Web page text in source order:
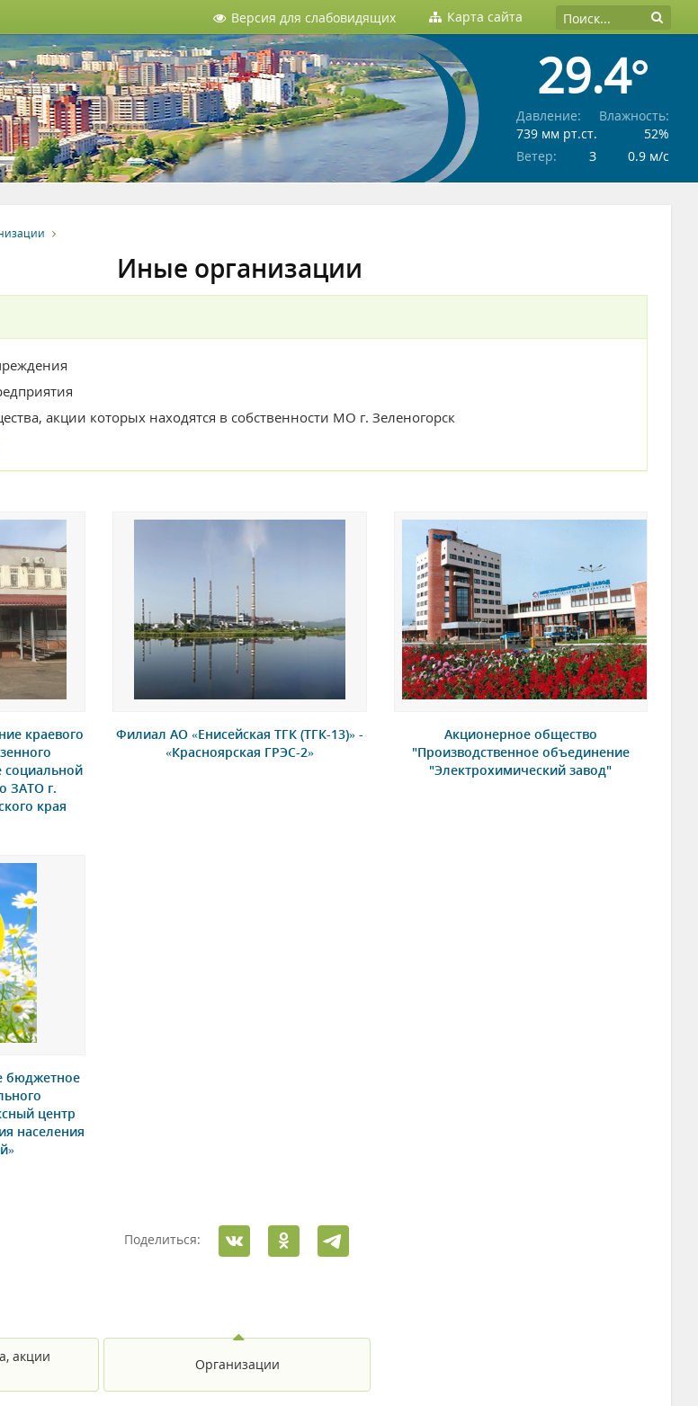
Версия для слабовидящих Карта сайта
29.4°
Давление:
739 мм рт.ст.
Влажность:
52%
Ветер:
З 0.9 м/c
Иные организации
акции которых находятся в собственности МО г. Зеленогорск
краевого
социальной
ЗАТО г.
края
Филиал АО «Енисейская ТГК (ТГК-13)» -
«Красноярская ГРЭС-2»
Акционерное общество
"Производственное объединение
"Электрохимический завод"
бюджетное
центр
населения
Поделиться:
акции
Организации